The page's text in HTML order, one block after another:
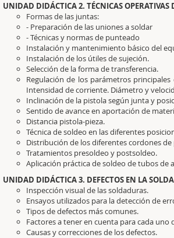
UNIDAD DIDÁCTICA 2. TÉCNICAS OPERATIVAS
Formas de las juntas:
- Preparación de las uniones a soldar
- Técnicas y normas de punteado
Instalación y mantenimiento básico del
Instalación de los útiles de sujeción.
Selección de la forma de transferencia.
Regulación de los parámetros
Intensidad de corriente. Diámetro y
Inclinación de la pistola según junta y
Sentido de avance en aportación de
Distancia pistola-pieza.
Técnica de soldeo en las diferentes
Distribución de los diferentes cordones
Tratamientos presoldeo y postsoldeo.
Aplicación práctica de soldeo de tubos de
UNIDAD DIDÁCTICA 3. DEFECTOS EN LA
Inspección visual de las soldaduras.
Ensayos utilizados para la detección de
Tipos de defectos más comunes.
Factores a tener en cuenta para cada uno
Causas y correcciones de los defectos.